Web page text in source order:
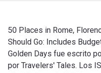
50 Places in Rome,
Should Go: Includes
Golden Days fue escrito
por Travelers' Tales. Los